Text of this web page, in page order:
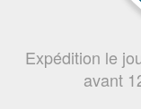
Expédition le
avant